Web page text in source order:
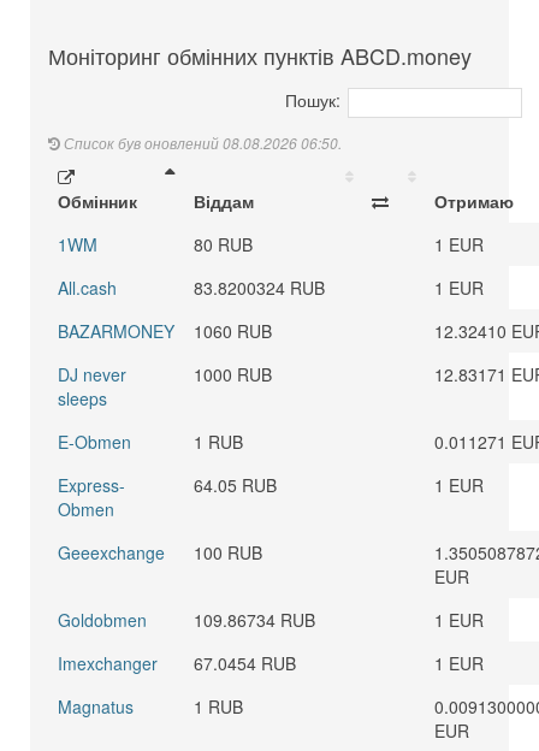
Моніторинг обмінних пунктів ABCD.money
Пошук:
Список був оновлений 08.08.2026 06:50.
Обмінник Віддам
Отримаю
1WM
80 RUB
1 EUR
All.cash
83.8200324 RUB
1 EUR
BAZARMONEY
1060 RUB
12.32410
DJ never
sleeps
1000 RUB 12.83171
E-Obmen 1 RUB
0.011271
Express-
Obmen
64.05 RUB 1 EUR
Geeexchange 100 RUB
EUR
Goldobmen
109.86734 RUB
1 EUR
Imexchanger
67.0454 RUB
1 EUR
Magnatus
1 RUB
EUR